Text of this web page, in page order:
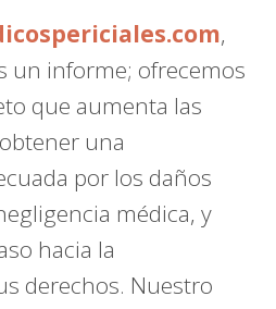
,
un informe; ofrecemos
que aumenta las
una
por los daños
médica, y
hacia la
derechos. Nuestro